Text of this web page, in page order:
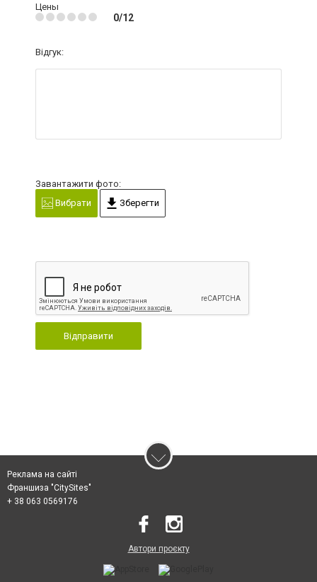
Цены
0/12
Відгук:
Завантажити фото:
Вибрати
Зберегти
Відправити
Реклама на сайті
Франшиза "CitySites"
+ 38 063 0569176
Автори проєкту